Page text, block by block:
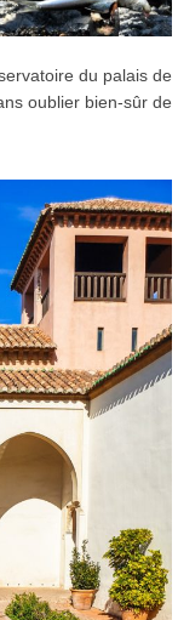
du palais de
oublier bien-sûr de